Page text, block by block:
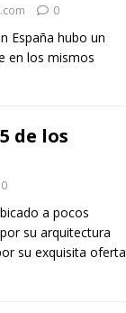
0
España hubo un
en los mismos
de los
0
a pocos
su arquitectura
su exquisita oferta